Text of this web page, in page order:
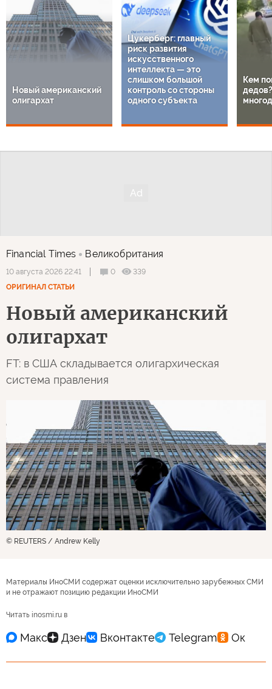
Новый американский
олигархат
Цукерберг: главный
риск развития
искусственного
интеллекта — это
слишком большой
контроль со стороны
одного субъекта
Кем
Financial Times Великобритания
10 августа 2026 22:41 0
339
ОРИГИНАЛ СТАТЬИ
Новый американский
олигархат
FT: в США складывается олигархическая
система правления
© REUTERS / Andrew Kelly
Материалы ИноСМИ содержат оценки исключительно зарубежных СМИ
и не отражают позицию редакции ИноСМИ
Читать inosmi.ru в